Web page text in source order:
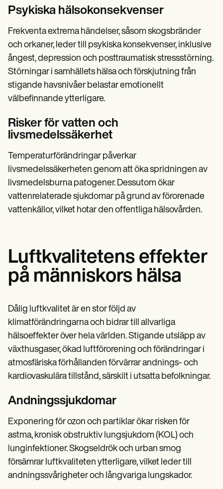
Psykiska hälsokonsekvenser
Frekventa extrema händelser, såsom skogsbränder
och orkaner, leder till psykiska konsekvenser, inklusive
ångest, depression och posttraumatisk stressstörning.
Störningar i samhällets hälsa och förskjutning från
stigande havsnivåer belastar emotionellt
välbefinnande ytterligare.
Risker för vatten och
livsmedelssäkerhet
Temperaturförändringar påverkar
livsmedelssäkerheten genom att öka spridningen av
livsmedelsburna patogener. Dessutom ökar
vattenrelaterade sjukdomar på grund av förorenade
vattenkällor, vilket hotar den offentliga hälsovården.
Luftkvalitetens effekter
på människors hälsa
Dålig luftkvalitet är en stor följd av
klimatförändringarna och bidrar till allvarliga
hälsoeffekter över hela världen. Stigande utsläpp av
växthusgaser, ökad luftförorening och förändringar i
atmosfäriska förhållanden förvärrar andnings- och
kardiovaskulära tillstånd, särskilt i utsatta befolkningar.
Andningssjukdomar
Exponering för ozon och partiklar ökar risken för
astma, kronisk obstruktiv lungsjukdom (KOL) och
lunginfektioner. Skogseldrök och urban smog
försämrar luftkvaliteten ytterligare, vilket leder till
andningssvårigheter och långvariga lungskador.